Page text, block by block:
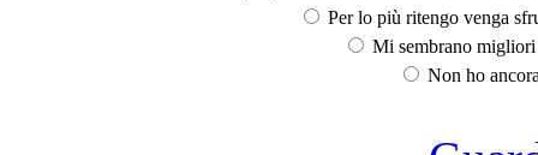
Per lo più ritengo venga
Mi sembrano
Non ho